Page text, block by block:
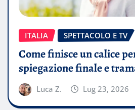
ITALIA SPETTACOLO E TV
Come finisce un calice
spiegazione finale e
Luca Z. Lug 23, 2026